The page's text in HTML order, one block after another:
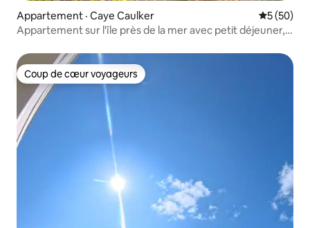
Appartement · Caye Caulker Note
5 (50)
Appartement sur l'île près de la mer avec petit déjeuner,
Coup de cœur voyageurs
Coup de cœur voyageurs